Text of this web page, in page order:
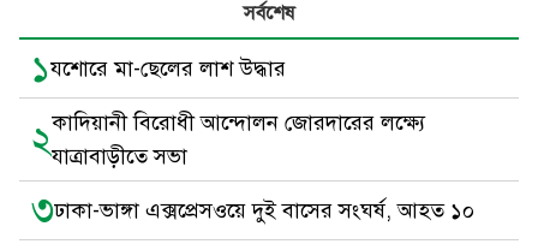
সর্বশেষ
১যশোরে মা-ছেলের লাশ উদ্ধার
২কাদিয়ানী বিরোধী আন্দোলন জোরদারের লক্ষ্যে
যাত্রাবাড়ীতে সভা
৩ঢাকা-ভাঙ্গা এক্সপ্রেসওয়ে দুই বাসের সংঘর্ষ, আহত ১০